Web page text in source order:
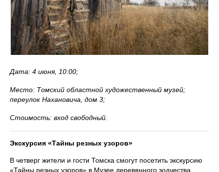
Дата: 4 июня, 10:00;
Место: Томский областной художественный музей;
переулок Нахановича, дом 3;
Стоимость: вход свободный.
Экскурсия «Тайны резных узоров»
В четверг жители и гости Томска смогут посетить экскурсию
«Тайны резных узоров» в Музее деревянного зодчества.